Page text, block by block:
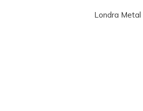
Londra Metal